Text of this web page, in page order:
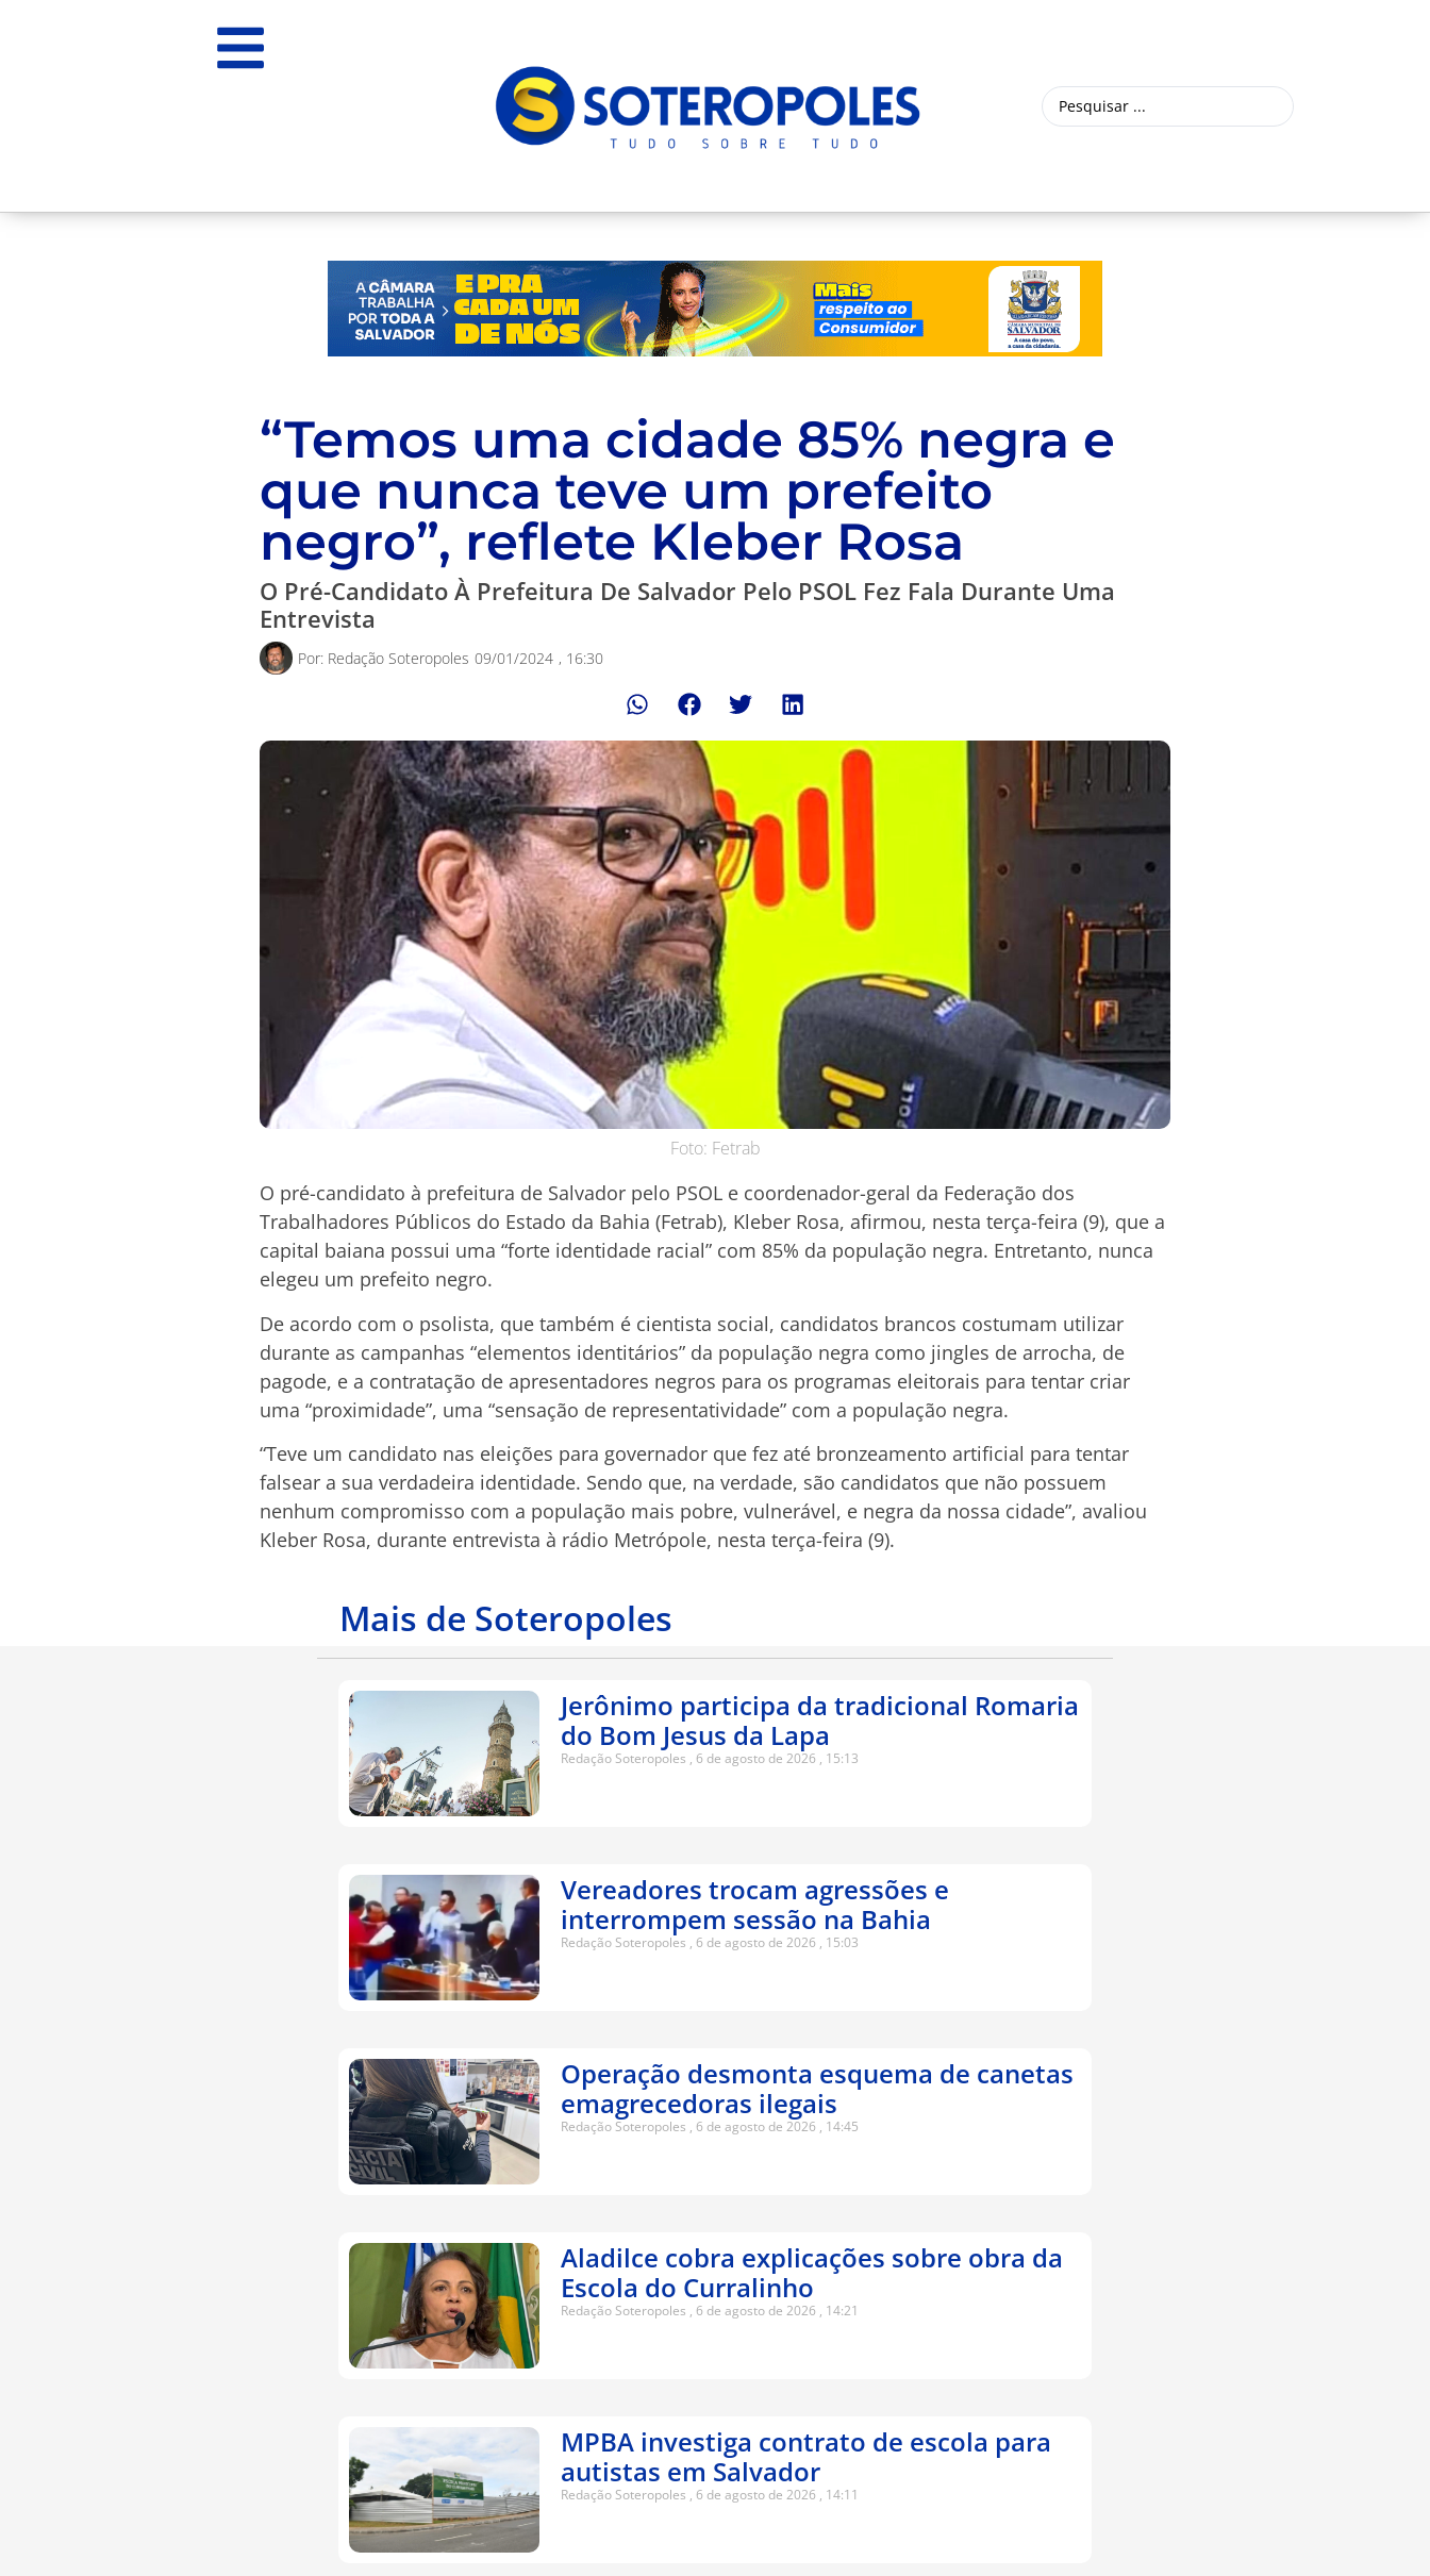
“Temos uma cidade 85% negra e
que nunca teve um prefeito
negro”, reflete Kleber Rosa
O Pré-Candidato À Prefeitura De Salvador Pelo PSOL Fez Fala Durante Uma
Entrevista
Por: Redação Soteropoles 09/01/2024 , 16:30
Foto: Fetrab
O pré-candidato à prefeitura de Salvador pelo PSOL e coordenador-geral da Federação dos
Trabalhadores Públicos do Estado da Bahia (Fetrab), Kleber Rosa, afirmou, nesta terça-feira (9), que a
capital baiana possui uma “forte identidade racial” com 85% da população negra. Entretanto, nunca
elegeu um prefeito negro.
De acordo com o psolista, que também é cientista social, candidatos brancos costumam utilizar
durante as campanhas “elementos identitários” da população negra como jingles de arrocha, de
pagode, e a contratação de apresentadores negros para os programas eleitorais para tentar criar
uma “proximidade”, uma “sensação de representatividade” com a população negra.
“Teve um candidato nas eleições para governador que fez até bronzeamento artificial para tentar
falsear a sua verdadeira identidade. Sendo que, na verdade, são candidatos que não possuem
nenhum compromisso com a população mais pobre, vulnerável, e negra da nossa cidade”, avaliou
Kleber Rosa, durante entrevista à rádio Metrópole, nesta terça-feira (9).
Mais de Soteropoles
Jerônimo participa da tradicional Romaria
do Bom Jesus da Lapa
Redação Soteropoles 6 de agosto de 2026 15:13
Vereadores trocam agressões e
interrompem sessão na Bahia
Redação Soteropoles 6 de agosto de 2026 15:03
Operação desmonta esquema de canetas
emagrecedoras ilegais
Redação Soteropoles 6 de agosto de 2026 14:45
Aladilce cobra explicações sobre obra da
Escola do Curralinho
Redação Soteropoles 6 de agosto de 2026 14:21
MPBA investiga contrato de escola para
autistas em Salvador
Redação Soteropoles 6 de agosto de 2026 14:11